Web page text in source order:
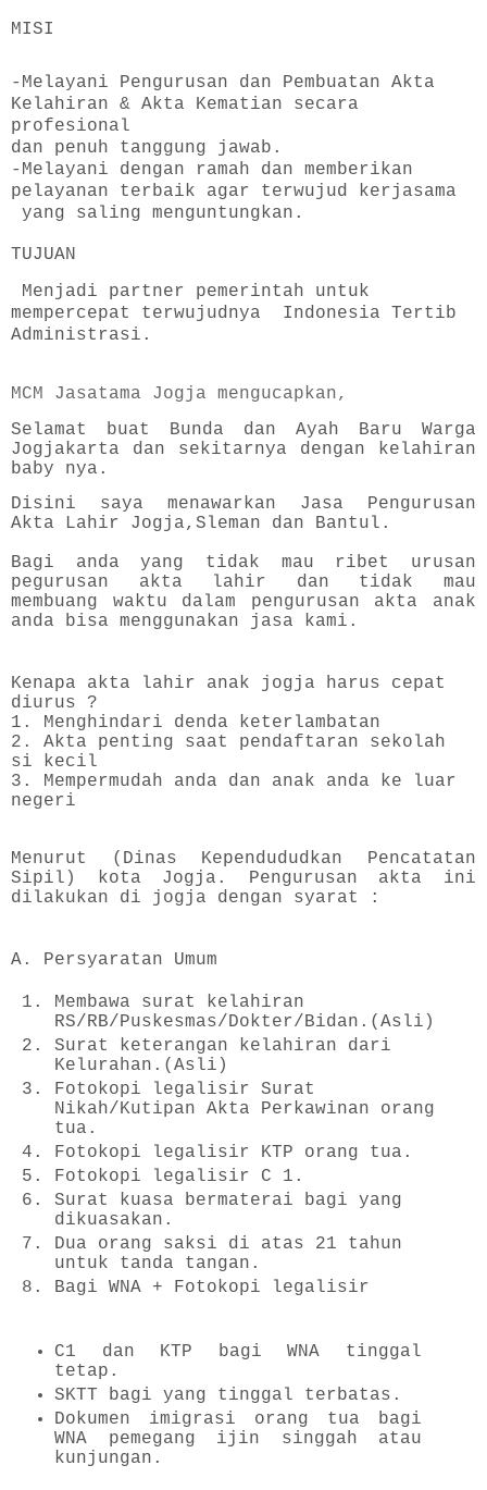
MISI
-Melayani Pengurusan dan Pembuatan Akta
Kelahiran & Akta Kematian secara
profesional
dan penuh tanggung jawab.
-Melayani dengan ramah dan memberikan
pelayanan terbaik agar terwujud kerjasama
yang saling menguntungkan.
TUJUAN
Menjadi partner pemerintah untuk
mempercepat terwujudnya Indonesia Tertib
Administrasi.
MCM Jasatama Jogja mengucapkan,
Selamat buat Bunda dan Ayah Baru Warga
Jogjakarta dan sekitarnya dengan kelahiran
baby nya.
Disini saya menawarkan Jasa Pengurusan
Akta Lahir Jogja,Sleman dan Bantul.
Bagi anda yang tidak mau ribet urusan
pegurusan akta lahir dan tidak mau
membuang waktu dalam pengurusan akta anak
anda bisa menggunakan jasa kami.
Kenapa akta lahir anak jogja harus cepat
diurus ?
1. Menghindari denda keterlambatan
2. Akta penting saat pendaftaran sekolah
si kecil
3. Mempermudah anda dan anak anda ke luar
negeri
Menurut (Dinas Kependududkan Pencatatan
Sipil) kota Jogja. Pengurusan akta ini
dilakukan di jogja dengan syarat :
A. Persyaratan Umum
Membawa surat kelahiran
RS/RB/Puskesmas/Dokter/Bidan.(Asli)
Surat keterangan kelahiran dari
Kelurahan.(Asli)
Fotokopi legalisir Surat
Nikah/Kutipan Akta Perkawinan orang
tua.
Fotokopi legalisir KTP orang tua.
Fotokopi legalisir C 1.
Surat kuasa bermaterai bagi yang
dikuasakan.
Dua orang saksi di atas 21 tahun
untuk tanda tangan.
Bagi WNA + Fotokopi legalisir
C1 dan KTP bagi WNA tinggal
tetap.
SKTT bagi yang tinggal terbatas.
Dokumen imigrasi orang tua bagi
WNA pemegang ijin singgah atau
kunjungan.